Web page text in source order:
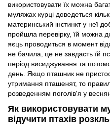
використовувати їх можна
муляжах курці доведеться
материнський інстинкт у неї
пройшла перевірку, їй можна
яєць проводиться в момент
не бачила, це не завдасть їй
період висиджування та
день. Якщо пташник не
утримання пташенят, то
розведенням поголів'я у
Як використовувати
відучити птахів